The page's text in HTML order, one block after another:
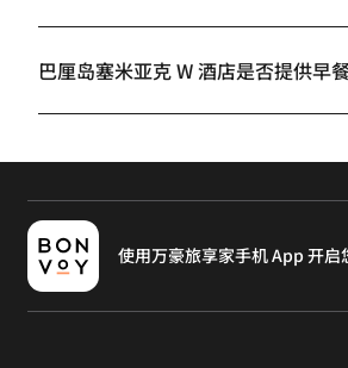
巴厘岛塞米亚克 W 酒店是否提供早餐
使用万豪旅享家手机 App 开启